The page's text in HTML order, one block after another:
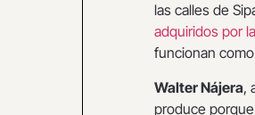
las calles de
adquiridos por
funcionan
Walter Nájera,
produce